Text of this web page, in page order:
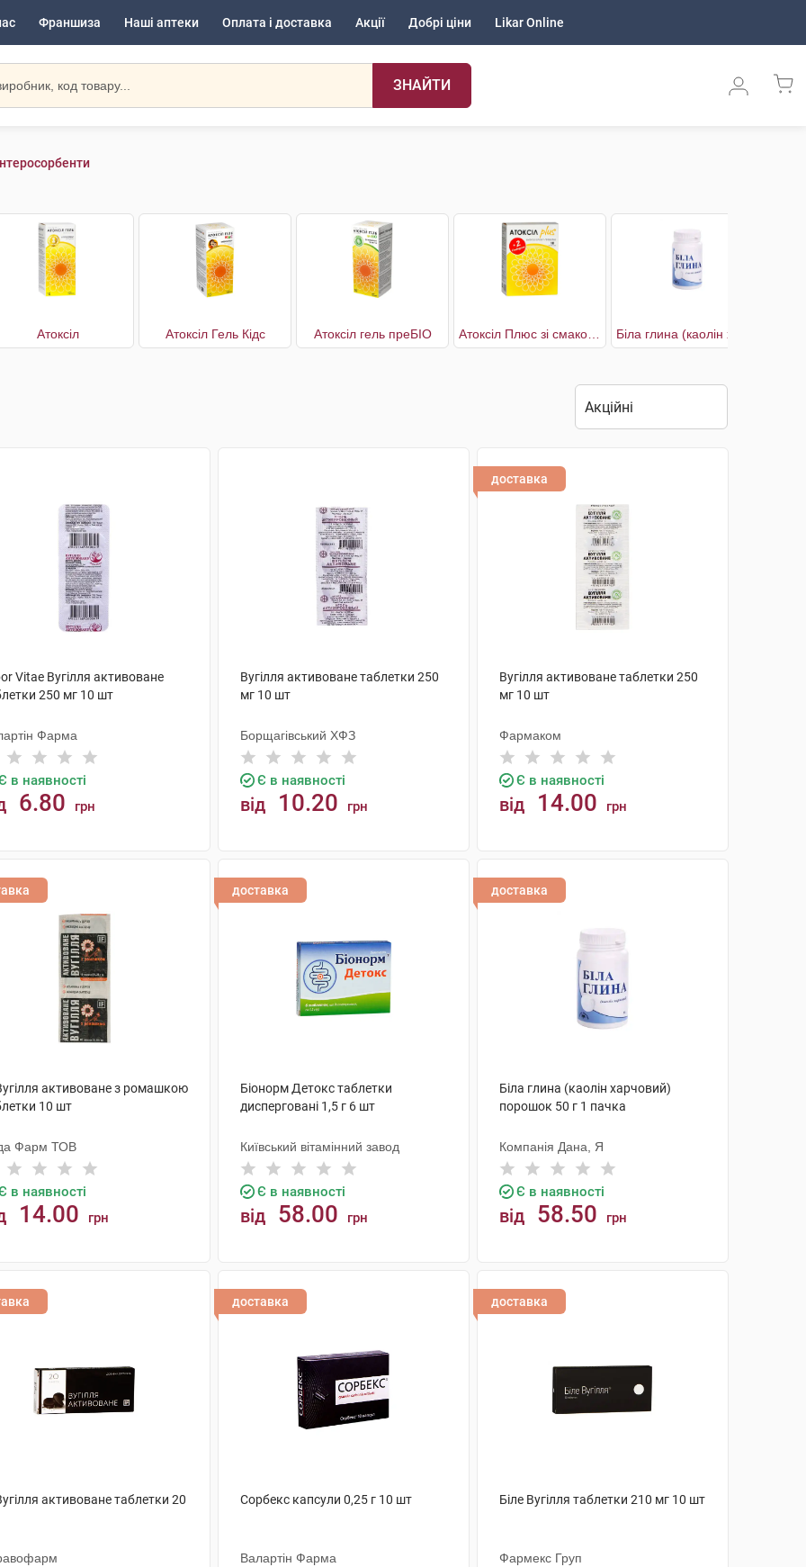
Франшиза Наші аптеки Оплата і доставка Акції Добрі ціни Likar Online
ЗНАЙТИ
Атоксіл Атоксіл Гель Кідс Атоксіл гель преБІО
Vitae Вугілля активоване
250 мг 10 шт
Фарма
в наявності
6.80 грн
Вугілля активоване таблетки 250
мг 10 шт
Борщагівський ХФЗ
Є в наявності
від 10.20 грн
доставка
Вугілля активоване таблетки 250
мг 10 шт
Фармаком
Є в наявності
від 14.00 грн
активоване з ромашкою
10 шт
Фарм ТОВ
в наявності
14.00 грн
доставка
Біонорм Детокс таблетки
дисперговані 1,5 г 6 шт
Київський вітамінний завод
Є в наявності
від 58.00 грн
доставка
Біла глина (каолін харчовий)
порошок 50 г 1 пачка
Компанія Дана, Я
Є в наявності
від 58.50 грн
активоване таблетки 20
доставка
Сорбекс капсули 0,25 г 10 шт
Валартін Фарма
доставка
Біле Вугілля таблетки 210 мг 10 шт
Фармекс Груп